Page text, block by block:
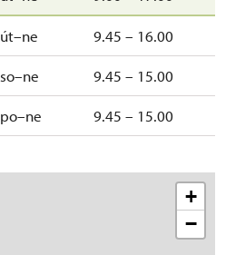
út–ne 9.45 – 16.00
so–ne 9.45 – 15.00
po–ne 9.45 – 15.00
+
−